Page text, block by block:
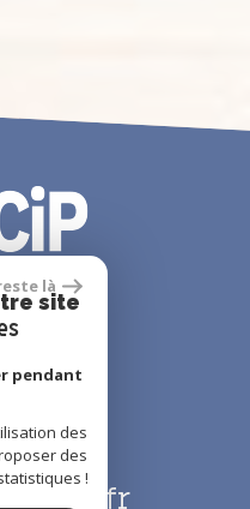
44
40
là
site
pendant
des
des
!